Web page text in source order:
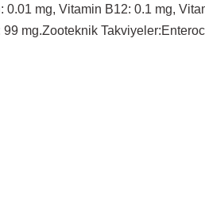
0.01 mg, Vitamin B12: 0.1 mg,
99 mg.Zooteknik